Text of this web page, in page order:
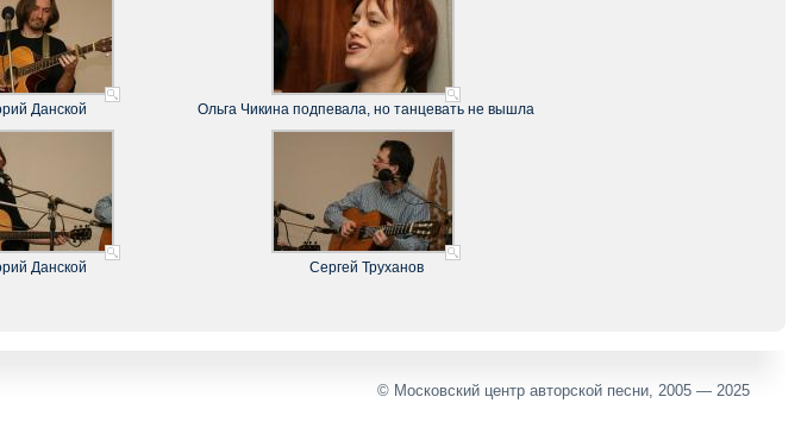
Данской Ольга Чикина подпевала, но танцевать не вышла
Данской Сергей Труханов
© Московский центр авторской песни, 2005 — 2025